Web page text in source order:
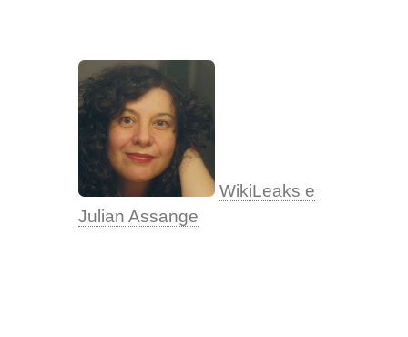
WikiLeaks e
Julian Assange